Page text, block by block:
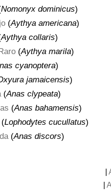
Nomonyx dominicus)
(Aythya americana)
Aythya collaris)
(Aythya marila)
cyanoptera)
jamaicensis)
(Anas clypeata)
(Anas bahamensis)
Lophodytes cucullatus)
(Anas discors)